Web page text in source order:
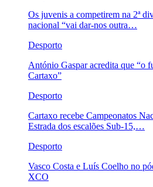
Os juvenis a competirem na 2ª
nacional “vai dar-nos outra…
Desporto
António Gaspar acredita que “o
Cartaxo”
Desporto
Cartaxo recebe Campeonatos
Estrada dos escalões Sub-15,…
Desporto
Vasco Costa e Luís Coelho no
XCO